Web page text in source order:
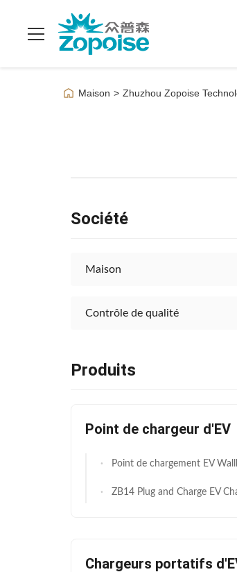
Maison > Zhuzhou Zopoise
Société
Maison
Contrôle de qualité
Produits
Point de chargeur d'EV
Point de chargement EV Wallbox ZB04
ZB14 Plug and Charge EV Charger Point de
Chargeurs portatifs